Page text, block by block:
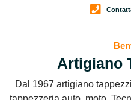
Artigiano
Dal 1967 artigiano